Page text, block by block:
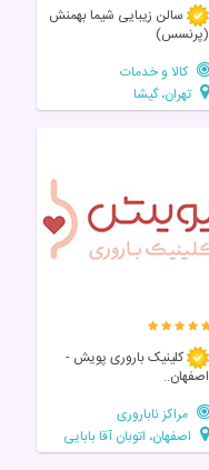
سالن زيبايی شیما بهمنش
(پرنسس)
کالا و خدمات
تهران، گیشا
کلینیک باروری پویش -
اصفهان..
مراکز ناباروری
اصفهان، اتوبان آقا بابایی